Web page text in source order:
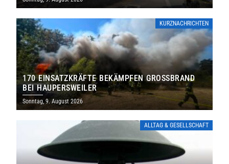
KURZNACHRICHTEN
170 EINSATZKRÄFTE BEKÄMPFEN GROSSBRAND B
EI HAUPERSWEILER
Sonntag, 9. August 2026
ALLTAG & GESELLSCHAFT